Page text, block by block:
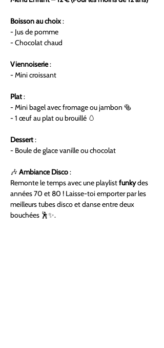
Boisson au choix :
- Jus de pomme
- Chocolat chaud
Viennoiserie :
- Mini croissant
Plat :
- Mini bagel avec fromage ou jambon 🥯
- 1 œuf au plat ou brouillé 🥚
Dessert :
- Boule de glace vanille ou chocolat
🎶 Ambiance Disco :
Remonte le temps avec une playlist funky des
années 70 et 80 ! Laisse-toi emporter par les
meilleurs tubes disco et danse entre deux
bouchées 🕺✨.